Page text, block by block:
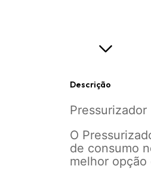
Descrição
O
de consumo
melhor